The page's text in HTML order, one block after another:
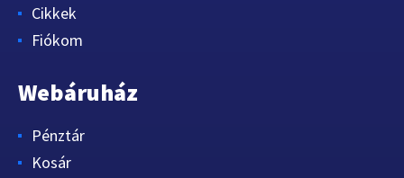
Cikkek
Fiókom
Webáruház
Pénztár
Kosár